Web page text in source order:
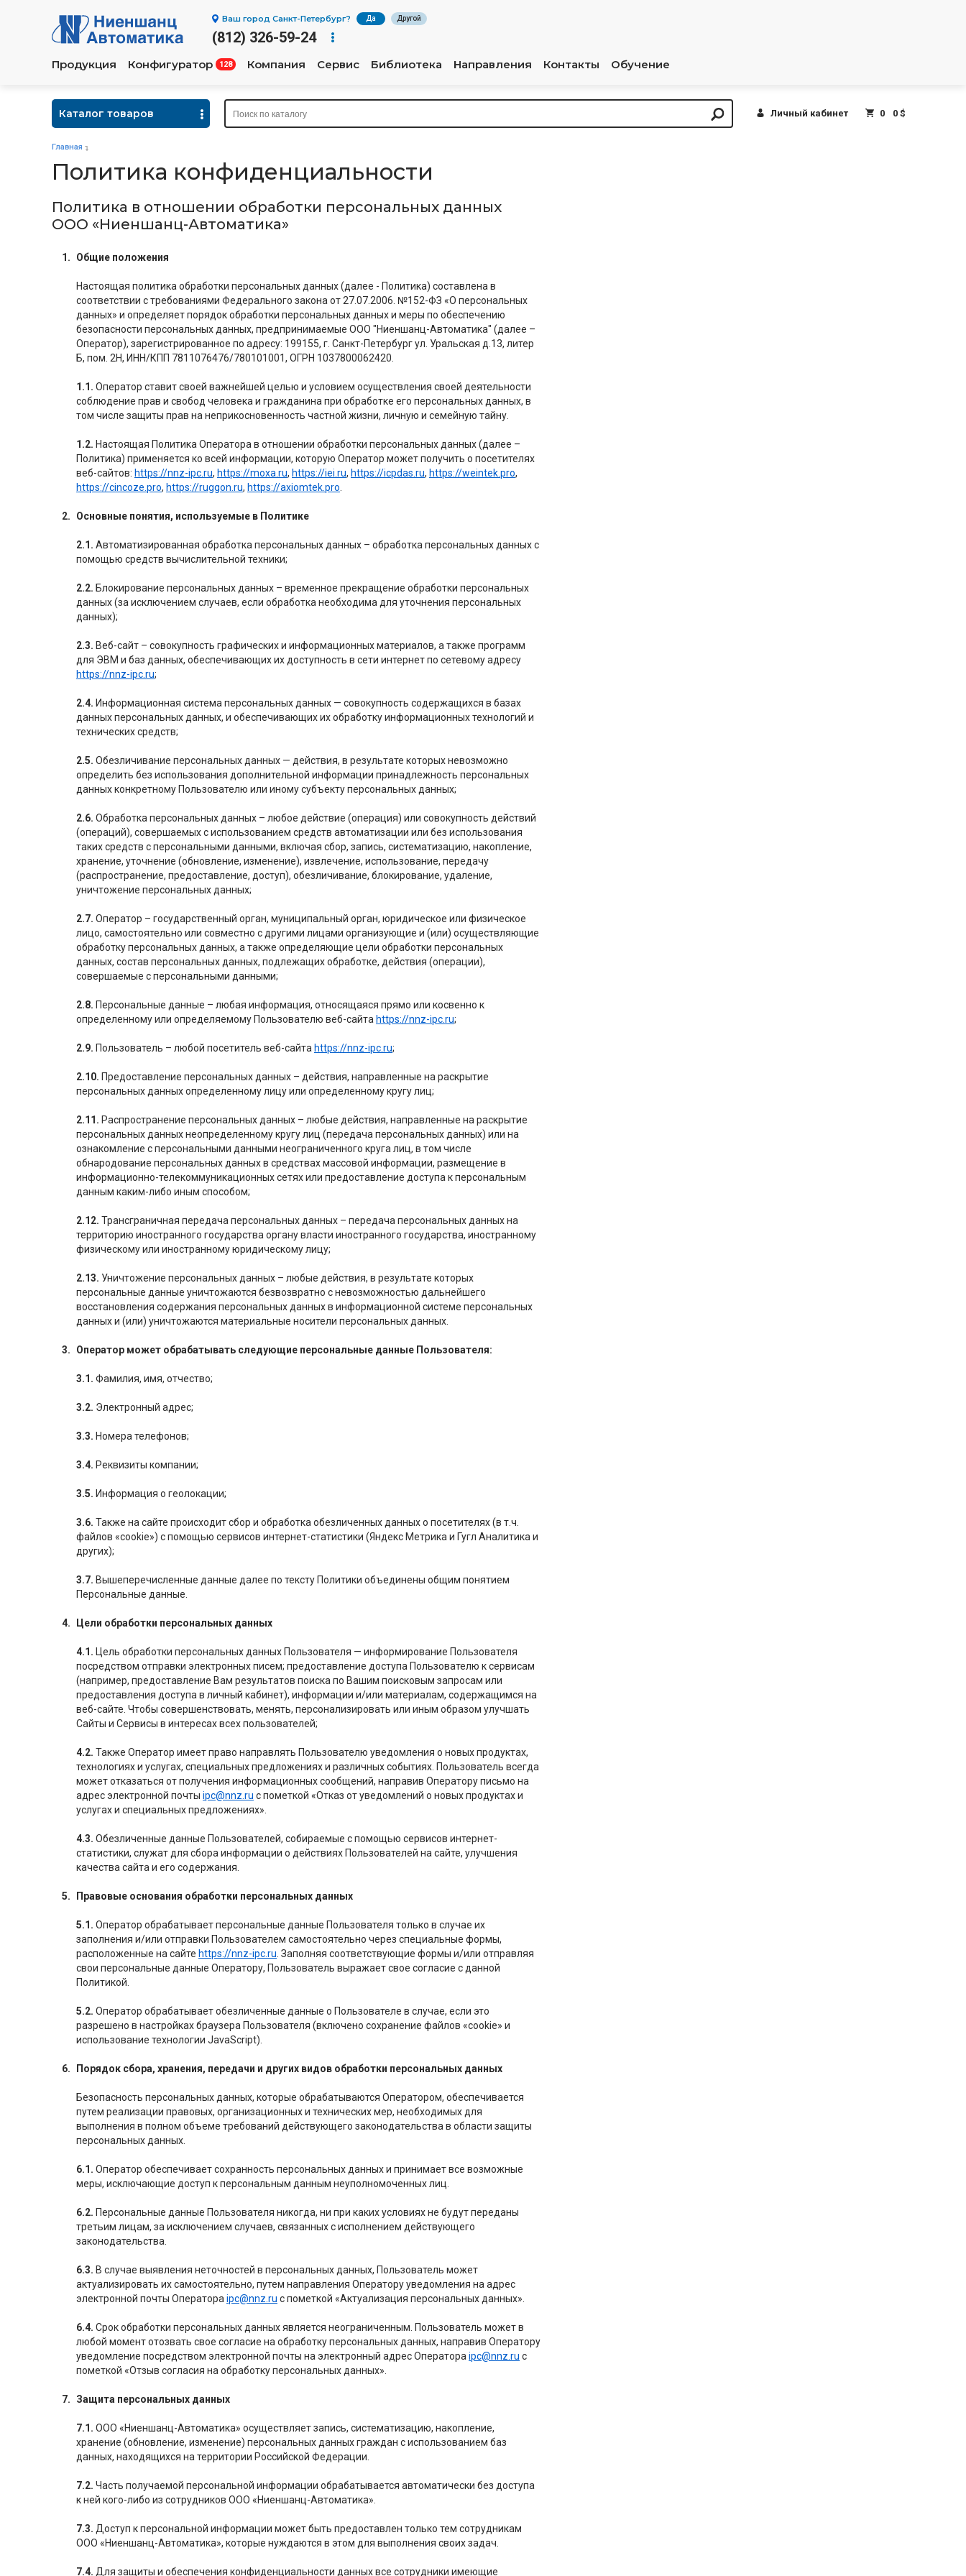
Ваш город Санкт-Петербург? Да Другой
(812) 326-59-24
Продукция Конфигуратор 128 Компания Сервис Библиотека Направления Контакты Обучение
Каталог товаров Личный кабинет 0 0 $
Главная
Политика конфиденциальности
Политика в отношении обработки персональных данных
ООО «Ниеншанц-Автоматика»
Общие положения
Настоящая политика обработки персональных данных (далее - Политика) составлена в
соответствии с требованиями Федерального закона от 27.07.2006. №152-ФЗ «О персональных
данных» и определяет порядок обработки персональных данных и меры по обеспечению
безопасности персональных данных, предпринимаемые ООО "Ниеншанц-Автоматика" (далее –
Оператор), зарегистрированное по адресу: 199155, г. Санкт-Петербург ул. Уральская д.13, литер
Б, пом. 2Н, ИНН/КПП 7811076476/780101001, ОГРН 1037800062420.
1.1. Оператор ставит своей важнейшей целью и условием осуществления своей деятельности
соблюдение прав и свобод человека и гражданина при обработке его персональных данных, в
том числе защиты прав на неприкосновенность частной жизни, личную и семейную тайну.
1.2. Настоящая Политика Оператора в отношении обработки персональных данных (далее –
Политика) применяется ко всей информации, которую Оператор может получить о посетителях
веб-сайтов: https://nnz-ipc.ru, https://moxa.ru, https://iei.ru, https://icpdas.ru, https://weintek.pro,
https://cincoze.pro, https://ruggon.ru, https://axiomtek.pro
Основные понятия, используемые в Политике
2.1. Автоматизированная обработка персональных данных – обработка персональных данных с
помощью средств вычислительной техники;
2.2. Блокирование персональных данных – временное прекращение обработки персональных
данных (за исключением случаев, если обработка необходима для уточнения персональных
данных);
2.3. Веб-сайт – совокупность графических и информационных материалов, а также программ
для ЭВМ и баз данных, обеспечивающих их доступность в сети интернет по сетевому адресу
https://nnz-ipc.ru;
2.4. Информационная система персональных данных — совокупность содержащихся в базах
данных персональных данных, и обеспечивающих их обработку информационных технологий и
технических средств;
2.5. Обезличивание персональных данных — действия, в результате которых невозможно
определить без использования дополнительной информации принадлежность персональных
данных конкретному Пользователю или иному субъекту персональных данных;
2.6. Обработка персональных данных – любое действие (операция) или совокупность действий
(операций), совершаемых с использованием средств автоматизации или без использования
таких средств с персональными данными, включая сбор, запись, систематизацию, накопление,
хранение, уточнение (обновление, изменение), извлечение, использование, передачу
(распространение, предоставление, доступ), обезличивание, блокирование, удаление,
уничтожение персональных данных;
2.7. Оператор – государственный орган, муниципальный орган, юридическое или физическое
лицо, самостоятельно или совместно с другими лицами организующие и (или) осуществляющие
обработку персональных данных, а также определяющие цели обработки персональных
данных, состав персональных данных, подлежащих обработке, действия (операции),
совершаемые с персональными данными;
2.8. Персональные данные – любая информация, относящаяся прямо или косвенно к
определенному или определяемому Пользователю веб-сайта https://nnz-ipc.ru;
2.9. Пользователь – любой посетитель веб-сайта https://nnz-ipc.ru;
2.10. Предоставление персональных данных – действия, направленные на раскрытие
персональных данных определенному лицу или определенному кругу лиц;
2.11. Распространение персональных данных – любые действия, направленные на раскрытие
персональных данных неопределенному кругу лиц (передача персональных данных) или на
ознакомление с персональными данными неограниченного круга лиц, в том числе
обнародование персональных данных в средствах массовой информации, размещение в
информационно-телекоммуникационных сетях или предоставление доступа к персональным
данным каким-либо иным способом;
2.12. Трансграничная передача персональных данных – передача персональных данных на
территорию иностранного государства органу власти иностранного государства, иностранному
физическому или иностранному юридическому лицу;
2.13. Уничтожение персональных данных – любые действия, в результате которых
персональные данные уничтожаются безвозвратно с невозможностью дальнейшего
восстановления содержания персональных данных в информационной системе персональных
данных и (или) уничтожаются материальные носители персональных данных.
Оператор может обрабатывать следующие персональные данные Пользователя:
3.1. Фамилия, имя, отчество;
3.2. Электронный адрес;
3.3. Номера телефонов;
3.4. Реквизиты компании;
3.5. Информация о геолокации;
3.6. Также на сайте происходит сбор и обработка обезличенных данных о посетителях (в т.ч.
файлов «cookie») с помощью сервисов интернет-статистики (Яндекс Метрика и Гугл Аналитика и
других);
3.7. Вышеперечисленные данные далее по тексту Политики объединены общим понятием
Персональные данные.
Цели обработки персональных данных
4.1. Цель обработки персональных данных Пользователя — информирование Пользователя
посредством отправки электронных писем; предоставление доступа Пользователю к сервисам
(например, предоставление Вам результатов поиска по Вашим поисковым запросам или
предоставления доступа в личный кабинет), информации и/или материалам, содержащимся на
веб-сайте. Чтобы совершенствовать, менять, персонализировать или иным образом улучшать
Сайты и Сервисы в интересах всех пользователей;
4.2. Также Оператор имеет право направлять Пользователю уведомления о новых продуктах,
технологиях и услугах, специальных предложениях и различных событиях. Пользователь всегда
может отказаться от получения информационных сообщений, направив Оператору письмо на
адрес электронной почты ipc@nnz.ru с пометкой «Отказ от уведомлений о новых продуктах и
услугах и специальных предложениях».
4.3. Обезличенные данные Пользователей, собираемые с помощью сервисов интернет-
статистики, служат для сбора информации о действиях Пользователей на сайте, улучшения
качества сайта и его содержания.
Правовые основания обработки персональных данных
5.1. Оператор обрабатывает персональные данные Пользователя только в случае их
заполнения и/или отправки Пользователем самостоятельно через специальные формы,
расположенные на сайте https://nnz-ipc.ru . Заполняя соответствующие формы и/или отправляя
свои персональные данные Оператору, Пользователь выражает свое согласие с данной
Политикой.
5.2. Оператор обрабатывает обезличенные данные о Пользователе в случае, если это
разрешено в настройках браузера Пользователя (включено сохранение файлов «cookie» и
использование технологии JavaScript).
Порядок сбора, хранения, передачи и других видов обработки персональных данных
Безопасность персональных данных, которые обрабатываются Оператором, обеспечивается
путем реализации правовых, организационных и технических мер, необходимых для
выполнения в полном объеме требований действующего законодательства в области защиты
персональных данных.
6.1. Оператор обеспечивает сохранность персональных данных и принимает все возможные
меры, исключающие доступ к персональным данным неуполномоченных лиц.
6.2. Персональные данные Пользователя никогда, ни при каких условиях не будут переданы
третьим лицам, за исключением случаев, связанных с исполнением действующего
законодательства.
6.3. В случае выявления неточностей в персональных данных, Пользователь может
актуализировать их самостоятельно, путем направления Оператору уведомления на адрес
электронной почты Оператора ipc@nnz.ru с пометкой «Актуализация персональных данных».
6.4. Срок обработки персональных данных является неограниченным. Пользователь может в
любой момент отозвать свое согласие на обработку персональных данных, направив Оператору
уведомление посредством электронной почты на электронный адрес Оператора ipc@nnz.ru с
пометкой «Отзыв согласия на обработку персональных данных».
Защита персональных данных
7.1. ООО «Ниеншанц-Автоматика» осуществляет запись, систематизацию, накопление,
хранение (обновление, изменение) персональных данных граждан с использованием баз
данных, находящихся на территории Российской Федерации.
7.2. Часть получаемой персональной информации обрабатывается автоматически без доступа
к ней кого-либо из сотрудников ООО «Ниеншанц-Автоматика».
7.3. Доступ к персональной информации может быть предоставлен только тем сотрудникам
ООО «Ниеншанц-Автоматика», которые нуждаются в этом для выполнения своих задач.
7.4. Для защиты и обеспечения конфиденциальности данных все сотрудники имеющие